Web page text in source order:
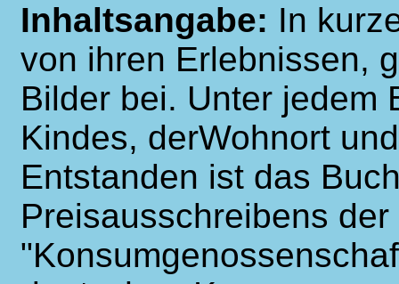
Inhaltsangabe: In
von ihren Erlebnissen,
Bilder bei. Unter jedem
Kindes, derWohnort
Entstanden ist das
Preisausschreibens